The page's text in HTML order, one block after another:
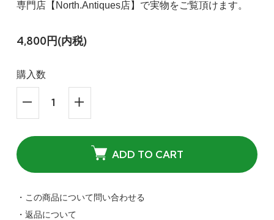
専門店【North.Antiques店】で実物をご覧頂けます。
4,800円(内税)
購入数
ADD TO CART
・この商品について問い合わせる
・返品について